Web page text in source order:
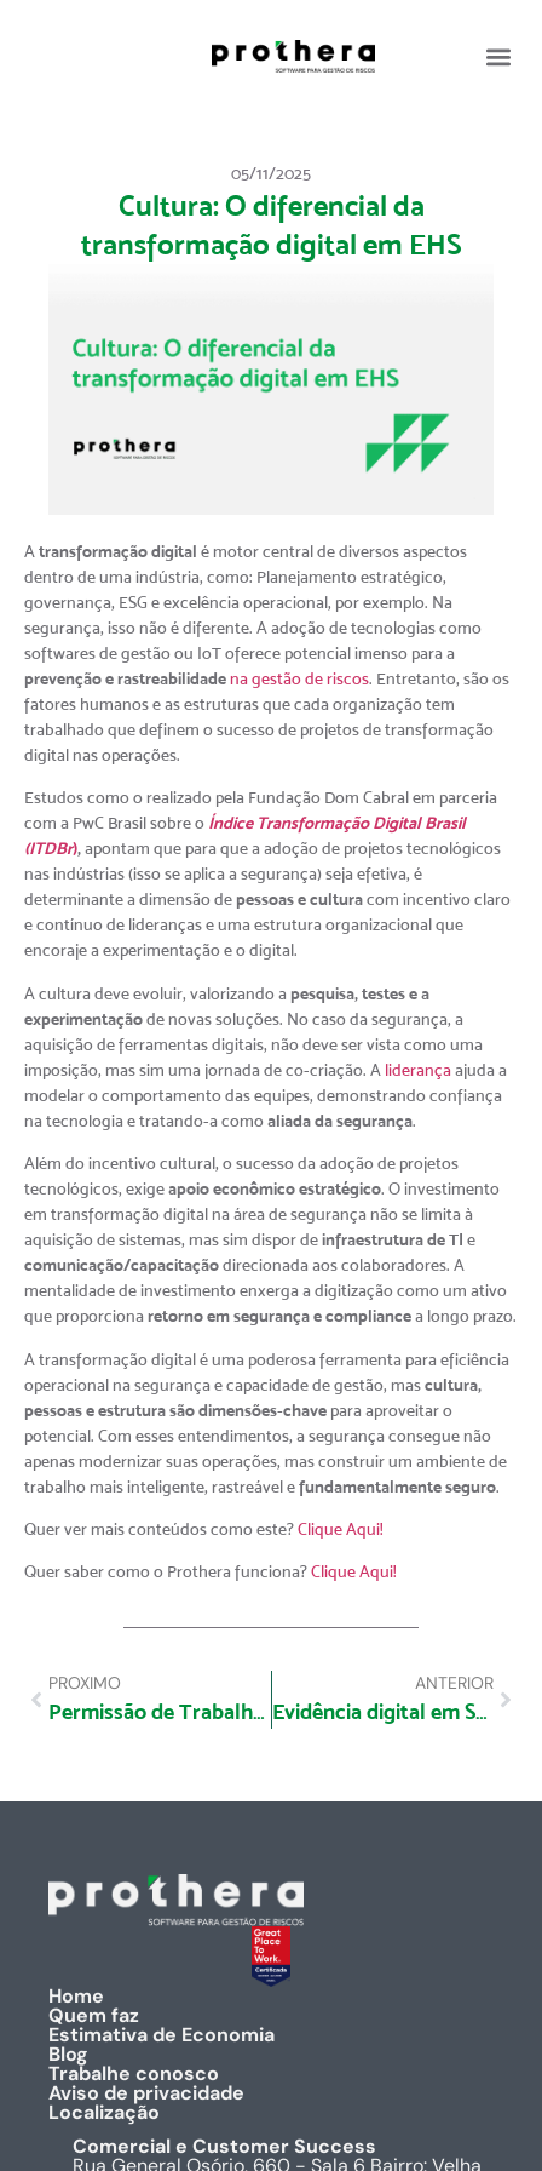
05/11/2025
Cultura: O diferencial da
transformação digital em EHS
Atransformação digital é motor central de diversos aspectos
dentro de uma indústria, como: Planejamento estratégico,
governança, ESG e excelência operacional, por exemplo. Na
segurança, isso não é diferente. A adoção de tecnologias como
softwares de gestão ou IoT oferece potencial imenso para a
prevenção e rastreabilidadena gestão de riscos. Entretanto, são os
fatores humanos e as estruturas que cada organização tem
trabalhado que definem o sucesso de projetos de transformação
digital nas operações.
Estudos como o realizado pela Fundação Dom Cabral em parceria
com a PwC Brasil sobre o Índice Transformação Digital Brasil
(ITDBr),apontam que para que a adoção de projetos tecnológicos
nas indústrias (isso se aplica a segurança) seja efetiva, é
determinante a dimensão de pessoas e culturacom incentivo claro
e contínuo de lideranças e uma estrutura organizacional que
encoraje a experimentação e o digital.
A cultura deve evoluir, valorizando a pesquisa, testes e a
experimentaçãode novas soluções. No caso da segurança, a
aquisição de ferramentas digitais, não deve ser vista como uma
imposição, mas sim uma jornada de co-criação. A liderançaajuda a
modelar o comportamento das equipes, demonstrando confiança
na tecnologia e tratando-a comoaliada da segurança.
Além do incentivo cultural, o sucesso da adoção de projetos
tecnológicos, exigeapoio econômico estratégico. O investimento
em transformação digital na área de segurança não se limita à
aquisição de sistemas, mas sim dispor deinfraestrutura de TI e
comunicação/capacitaçãodirecionada aos colaboradores. A
mentalidade de investimento enxerga a digitização como um ativo
que proporciona retorno em segurança e compliancea longo prazo.
A transformação digital é uma poderosa ferramenta para eficiência
operacional na segurança e capacidade de gestão, mascultura,
pessoas e estrutura são dimensões-chave para aproveitar o
potencial. Com esses entendimentos, a segurança consegue não
apenas modernizar suas operações, mas construir um ambiente de
trabalho mais inteligente, rastreável efundamentalmente seguro.
Quer ver mais conteúdos como este?Clique Aqui!
Quer saber como o Prothera funciona?Clique Aqui!
PROXIMO
Permissão de Trabalho Digital: O Combustível da Segurança em Óleo e Gás
ANTERIOR
Evidência digital em SST/EHS: o que muda quando chega auditoria ou fiscalização
Home
Quem faz
Estimativa de Economia
Blog
Trabalhe conosco
Aviso de privacidade
Localização
Comercial e Customer Success